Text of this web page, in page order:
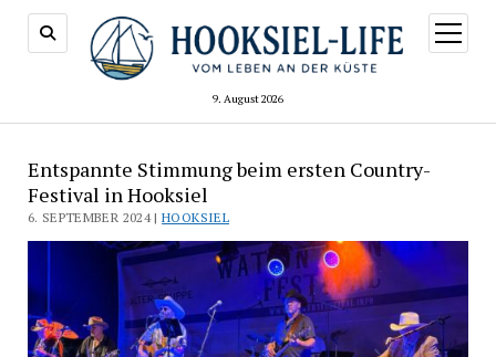
9. August 2026
Menü
öffnen
Entspannte Stimmung beim ersten Country-
Festival in Hooksiel
6. SEPTEMBER 2024 |HOOKSIEL